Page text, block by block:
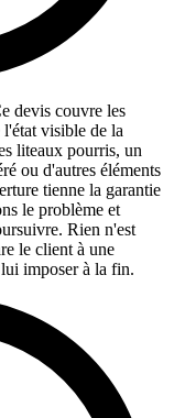
devis couvre les
l'état visible de la
liteaux pourris, un
ou d'autres éléments
tienne la garantie
le problème et
Rien n'est
le client à une
imposer à la fin.